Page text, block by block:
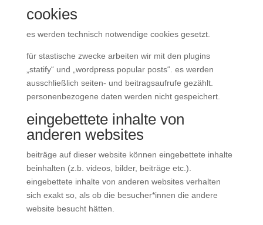
cookies
es werden technisch notwendige cookies gesetzt.
für stastische zwecke arbeiten wir mit den plugins
„statify“ und „wordpress popular posts“. es werden
ausschließlich seiten- und beitragsaufrufe gezählt.
personenbezogene daten werden nicht gespeichert.
eingebettete inhalte von
anderen websites
beiträge auf dieser website können eingebettete inhalte
beinhalten (z.b. videos, bilder, beiträge etc.).
eingebettete inhalte von anderen websites verhalten
sich exakt so, als ob die besucher*innen die andere
website besucht hätten.